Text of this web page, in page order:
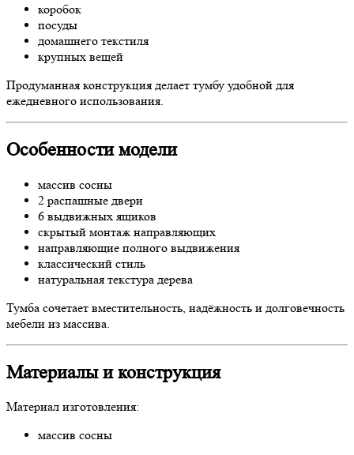
коробок
посуды
домашнего текстиля
крупных вещей
Продуманная конструкция делает тумбу удобной для
ежедневного использования.
Особенности модели
массив сосны
2 распашные двери
6 выдвижных ящиков
скрытый монтаж направляющих
направляющие полного выдвижения
классический стиль
натуральная текстура дерева
Тумба сочетает вместительность, надёжность и долговечность
мебели из массива.
Материалы и конструкция
Материал изготовления:
массив сосны